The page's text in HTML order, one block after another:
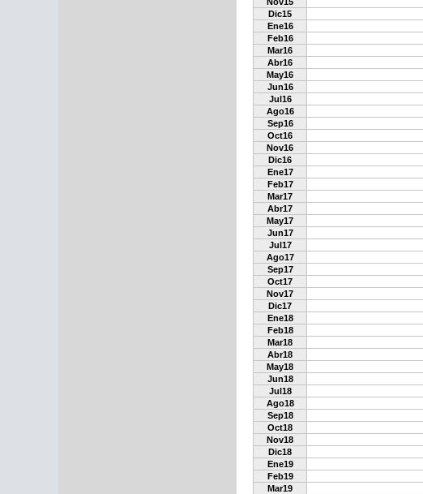
Dic15
Ene16
Feb16
Mar16
Abr16
May16
Jun16
Jul16
Ago16
Sep16
Oct16
Nov16
Dic16
Ene17
Feb17
Mar17
Abr17
May17
Jun17
Jul17
Ago17
Sep17
Oct17
Nov17
Dic17
Ene18
Feb18
Mar18
Abr18
May18
Jun18
Jul18
Ago18
Sep18
Oct18
Nov18
Dic18
Ene19
Feb19
Mar19